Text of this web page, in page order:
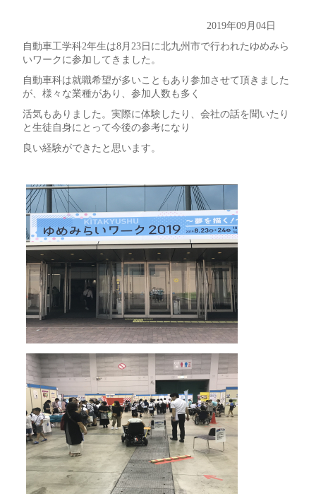
2019年09月04日
自動車工学科2年生は8月23日に北九州市で行われたゆめみら
いワークに参加してきました。
自動車科は就職希望が多いこともあり参加させて頂きました
が、様々な業種があり、参加人数も多く
活気もありました。実際に体験したり、会社の話を聞いたり
と生徒自身にとって今後の参考になり
良い経験ができたと思います。